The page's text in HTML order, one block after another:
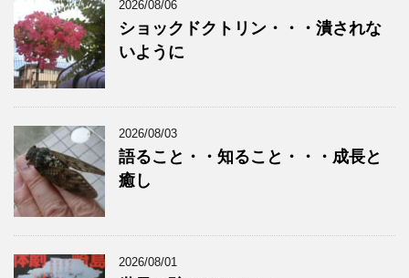
2026/08/06
ショックドクトリン・・・潰されな
いように
2026/08/03
語ること・・知ること・・・成長と
癒し
2026/08/01